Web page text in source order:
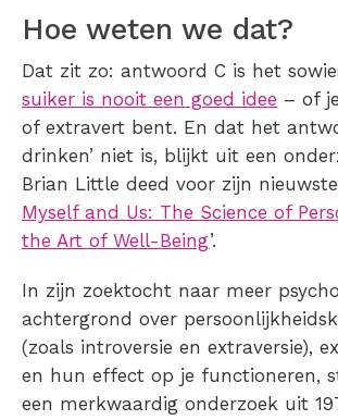
Hoe weten we dat?
Dat zit zo: antwoord C is het
suiker is nooit een goed idee – of
of extravert bent. En dat het
drinken’ niet is, blijkt uit een
Brian Little deed voor zijn nieuwste
Myself and Us: The Science of
the Art of Well-Being’.
In zijn zoektocht naar meer
achtergrond over
(zoals introversie en extraversie),
en hun effect op je functioneren,
een merkwaardig onderzoek uit